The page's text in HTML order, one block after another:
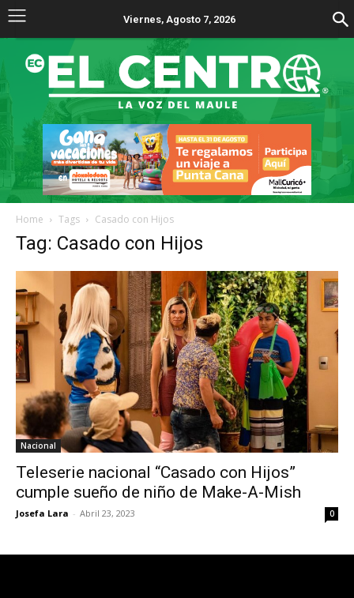
Viernes, Agosto 7, 2026
Home Tags Casado con Hijos
Tag: Casado con Hijos
Nacional
Teleserie nacional “Casado con Hijos”
cumple sueño de niño de Make-A-Mish
Josefa Lara - Abril 23, 2023 0